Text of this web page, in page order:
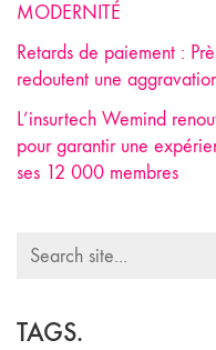
MODERNITÉ
Retards de paiement :
redoutent une
L’insurtech Wemind
pour garantir une
ses 12 000 membres
Search
TAGS.